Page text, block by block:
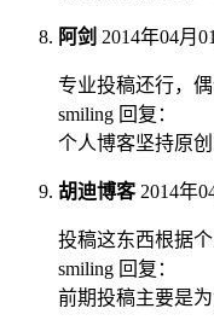
阿剑 2014年04月
专业投稿还行，
smiling 回复：
个人博客坚持原创
胡迪博客 2014年
投稿这东西根据
smiling 回复：
前期投稿主要是为